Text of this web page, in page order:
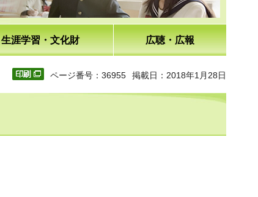
生涯学習・文化財 広聴・広報
ページ番号：36955 掲載日：2018年1月28日